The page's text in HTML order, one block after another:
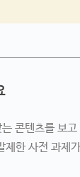
콘텐츠를 보고
한 사전 과제